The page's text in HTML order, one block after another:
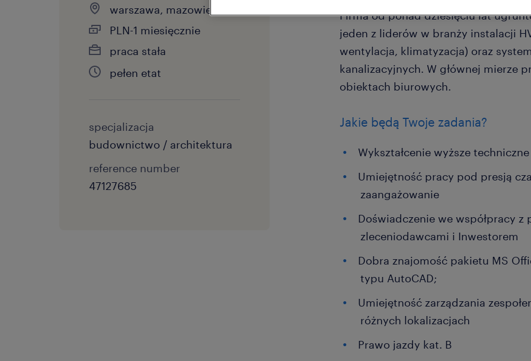
warszawa, mazowieckie
PLN-1 miesięcznie
praca stała
pełen etat
specjalizacja
budownictwo / architektura
reference number
47127685
Firma od ponad dziesięciu lat
jeden z liderów w branży instalacji
wentylacja, klimatyzacja) oraz
kanalizacyjnych. W głównej mierze
obiektach biurowych.
Jakie będą Twoje zadania?
Wykształcenie wyższe
Umiejętność pracy pod presją
zaangażowanie
Doświadczenie we współpracy
zleceniodawcami i Inwestorem
Dobra znajomość pakietu MS
typu AutoCAD;
Umiejętność zarządzania
różnych lokalizacjach
Prawo jazdy kat. B